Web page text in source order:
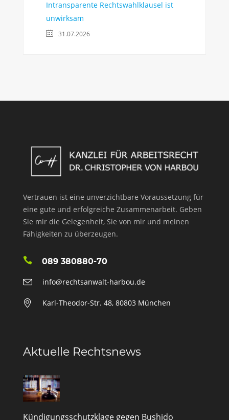
Intransparente Rechtswahlklausel ist
unwirksam
31.07.2026
Vertrauen ist eine unverzichtbare Voraussetzung für
eine gute und erfolgreiche Zusammenarbeit. Geben
Sie mir die Gelegenheit, Sie von mir und meinen
Fähigkeiten zu überzeugen.
089 380880-70
info@rechtsanwalt-harbou.de
Karl-Theodor-Str. 48, 80803 München
Aktuelle Rechtsnews
Kündigungsschutzklage gegen Bushido